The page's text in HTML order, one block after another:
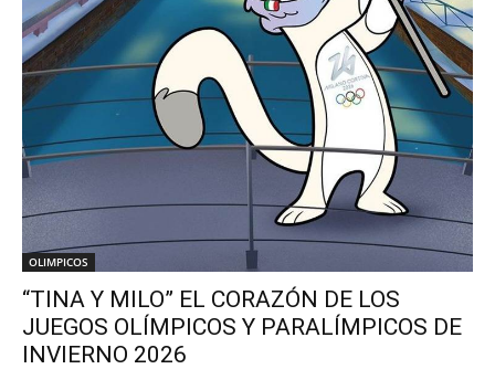
OLIMPICOS
“TINA Y MILO” EL CORAZÓN DE LOS
JUEGOS OLÍMPICOS Y PARALÍMPICOS DE
INVIERNO 2026